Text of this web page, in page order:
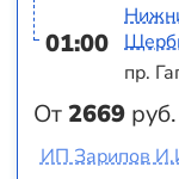
01:00
От2669 руб.
пр.
ИП Зарипов